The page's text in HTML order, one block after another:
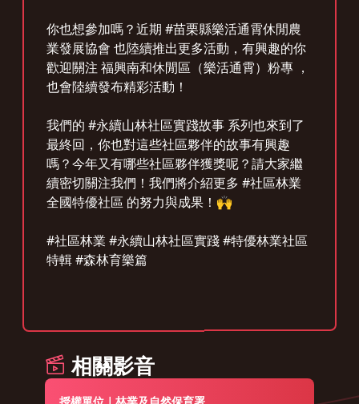
你也想參加嗎？近期 #苗栗縣樂活通霄休閒農
業發展協會 也陸續推出更多活動，有興趣的你
歡迎關注 福興南和休閒區（樂活通霄）粉專 ，
也會陸續發布精彩活動！
我們的 #永續山林社區實踐故事 系列也來到了
最終回，你也對這些社區夥伴的故事有興趣
嗎？今年又有哪些社區夥伴獲獎呢？請大家繼
續密切關注我們！我們將介紹更多 #社區林業
全國特優社區 的努力與成果！🙌
#社區林業 #永續山林社區實踐 #特優林業社區
特輯 #森林育樂篇
相關影音
授權單位｜林業及自然保育署